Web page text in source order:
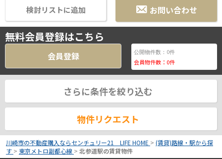
お問い合わせ
検討リストに追加
無料会員登録はこちら
会員登録 公開物件数： 0件
会員物件数： 0件
さらに条件を絞り込む
物件リクエスト
川崎市の不動産購入ならセンチュリー21 LIFE HOME > (賃貸)路線・駅から探
す > 東京メトロ副都心線 > 北参道駅の賃貸物件